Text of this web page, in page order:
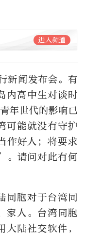
进入频道
新闻发布会。有
内高中生对谈时
年世代的影响已
可能就没有守护
好人；将要求
。请问对此有何
同胞对于台湾同
家人。台湾同胞
陆社交软件，